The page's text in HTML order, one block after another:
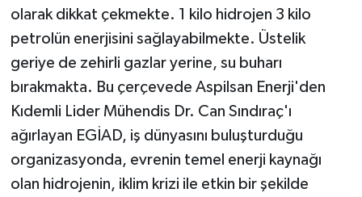
olarak dikkat çekmekte. 1 kilo hidrojen 3 kilo
petrolün enerjisini sağlayabilmekte. Üstelik
geriye de zehirli gazlar yerine, su buharı
bırakmakta. Bu çerçevede Aspilsan Enerji'den
Kıdemli Lider Mühendis Dr. Can Sındıraç'ı
ağırlayan EGİAD, iş dünyasını buluşturduğu
organizasyonda, evrenin temel enerji kaynağı
olan hidrojenin, iklim krizi ile etkin bir şekilde